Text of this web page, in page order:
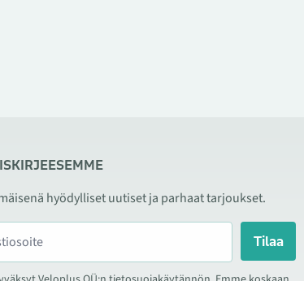
hyödylliset uutiset ja parhaat tarjoukset.
Tilaa